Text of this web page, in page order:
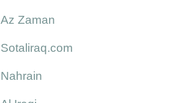
Az Zaman
Sotaliraq.com
Nahrain